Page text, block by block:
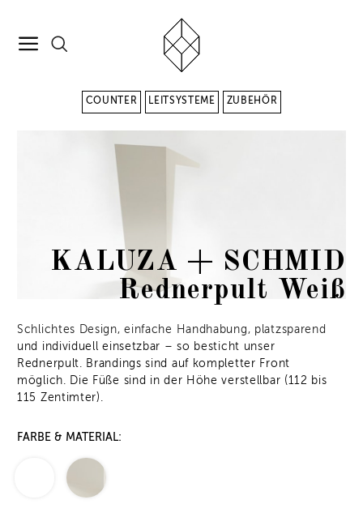
COUNTER LEITSYSTEME ZUBEHÖR
KALUZA + SCHMID
Rednerpult Weiß
Schlichtes Design, einfache Handhabung, platzsparend
und individuell einsetzbar – so besticht unser
Rednerpult. Brandings sind auf kompletter Front
möglich. Die Füße sind in der Höhe verstellbar (112 bis
115 Zentimter).
FARBE & MATERIAL: